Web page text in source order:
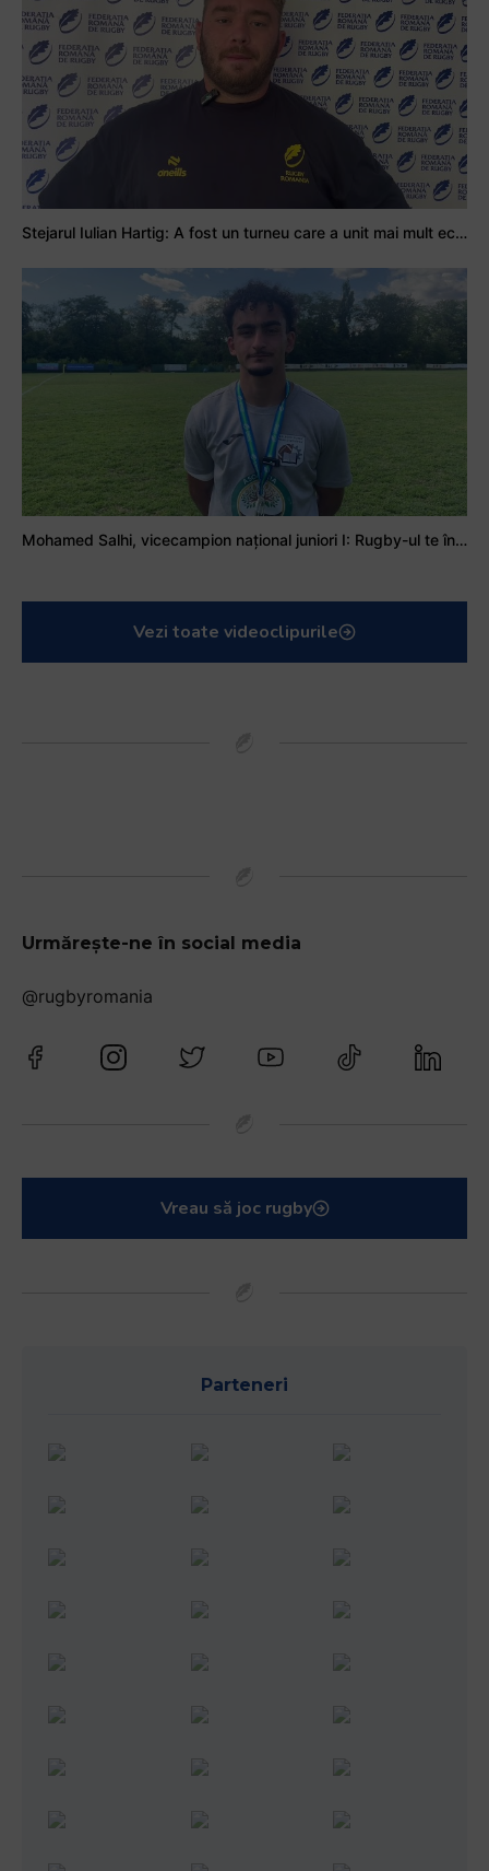
Stejarul Iulian Hartig: A fost un turneu care a unit mai mult echipa
Mohamed Salhi, vicecampion național juniori I: Rugby-ul te învață să accepți și înfrângerile
Vezi toate videoclipurile
Urmărește-ne în social media
@rugbyromania
Vreau să joc rugby
Parteneri